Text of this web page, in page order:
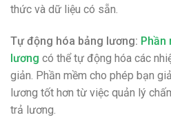
thức và dữ liệu có sẵn.
Tự động hóa bảng lương: Phần
lương có thể tự động hóa các
giản. Phần mềm cho phép bạn
lương tốt hơn từ việc quản lý
trả lương.